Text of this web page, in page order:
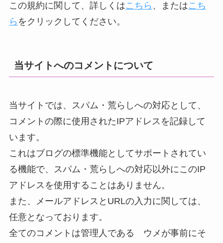
この規約に関して、詳しくはこちら 、またはこち
ら をクリックしてください。
当サイトへのコメントについて
当サイトでは、スパム・荒らしへの対応として、
コメントの際に使用されたIPアドレスを記録して
います。
これはブログの標準機能としてサポートされてい
る機能で、スパム・荒らしへの対応以外にこのIP
アドレスを使用することはありません。
また、メールアドレスとURLの入力に関しては、
任意となっております。
全てのコメントは管理人である ウメが事前にそ